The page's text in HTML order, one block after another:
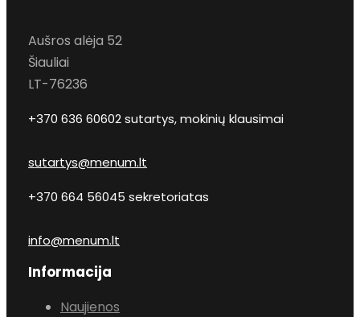
Aušros alėja 52
Šiauliai
LT-76236
+370 636 60602 sutartys, mokinių klausimai
sutartys@menum.lt
+370 664 56045 sekretoriatas
info@menum.lt
Informacija
Naujienos